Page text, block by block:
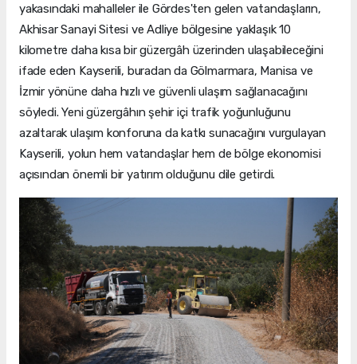
yakasındaki mahalleler ile Gördes'ten gelen vatandaşların,
Akhisar Sanayi Sitesi ve Adliye bölgesine yaklaşık 10
kilometre daha kısa bir güzergâh üzerinden ulaşabileceğini
ifade eden Kayserili, buradan da Gölmarmara, Manisa ve
İzmir yönüne daha hızlı ve güvenli ulaşım sağlanacağını
söyledi. Yeni güzergâhın şehir içi trafik yoğunluğunu
azaltarak ulaşım konforuna da katkı sunacağını vurgulayan
Kayserili, yolun hem vatandaşlar hem de bölge ekonomisi
açısından önemli bir yatırım olduğunu dile getirdi.